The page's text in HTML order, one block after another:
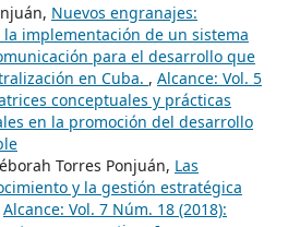
Nuevos engranajes:
implementación de un sistema
para el desarrollo que
en Cuba. , Alcance: Vol. 5
conceptuales y prácticas
en la promoción del desarrollo
Torres Ponjuán, Las
y la gestión estratégica
Alcance: Vol. 7 Núm. 18 (2018):